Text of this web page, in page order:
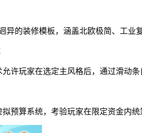
异的装修模板，涵盖北欧极简、工业
许玩家在选定主风格后，通过滑动
预算系统，考验玩家在限定资金内